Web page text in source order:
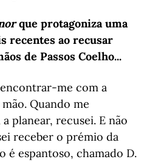
que protagoniza uma
recentes ao recusar
de Passos Coelho...
me com a
Quando me
planear, recusei. E não
receber o prémio da
é espantoso, chamado D.